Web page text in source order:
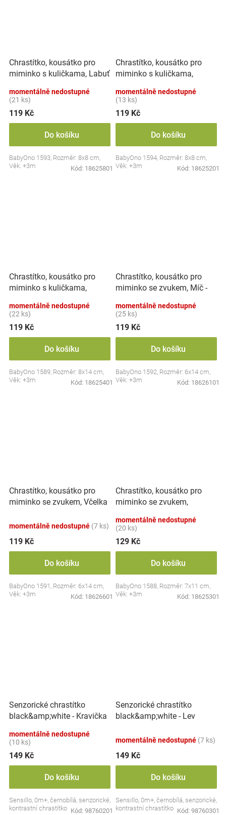
Chrastítko, kousátko pro
miminko s kuličkama, Labuť
momentálně nedostupné
(21 ks)
119 Kč
Do košíku
BabyOno 1593, Rozměr: 8x8 cm,
Věk: +3m
Kód: 18625801
Chrastítko, kousátko pro
miminko s kuličkama,
momentálně nedostupné
(13 ks)
119 Kč
Do košíku
BabyOno 1594, Rozměr: 8x8 cm,
Věk: +3m
Kód: 18625201
Chrastítko, kousátko pro
miminko s kuličkama,
momentálně nedostupné
(22 ks)
119 Kč
Do košíku
BabyOno 1589, Rozměr: 8x14 cm,
Věk: +3m
Kód: 18625401
Chrastítko, kousátko pro
miminko se zvukem, Míč -
momentálně nedostupné
(25 ks)
119 Kč
Do košíku
BabyOno 1592, Rozměr: 6x14 cm,
Věk: +3m
Kód: 18626101
Chrastítko, kousátko pro
miminko se zvukem, Včelka
momentálně nedostupné (7 ks)
119 Kč
Do košíku
BabyOno 1591, Rozměr: 6x14 cm,
Věk: +3m
Kód: 18626601
Chrastítko, kousátko pro
miminko se zvukem,
momentálně nedostupné
(20 ks)
129 Kč
Do košíku
BabyOno 1588, Rozměr: 7x11 cm,
Věk: +3m
Kód: 18625301
Senzorické chrastítko
black&amp;white - Kravička
momentálně nedostupné
(10 ks)
149 Kč
Do košíku
Sensillo, 0m+, černobílá, senzorické,
kontrastní chrastítko Kód: 98760201
Senzorické chrastítko
black&amp;white - Lev
momentálně nedostupné (7 ks)
149 Kč
Do košíku
Sensillo, 0m+, černobílá, senzorické,
kontrastní chrastítko Kód: 98760301